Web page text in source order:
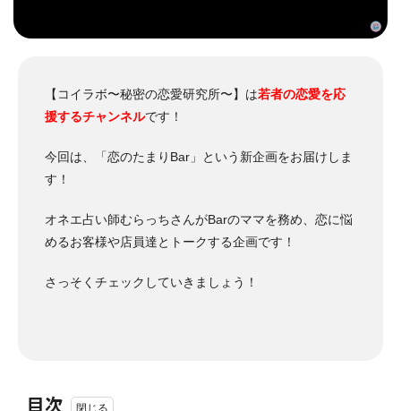
【コイラボ〜秘密の恋愛研究所〜】は若者の恋愛を応
援するチャンネルです！
今回は、「恋のたまりBar」という新企画をお届けしま
す！
オネエ占い師むらっちさんがBarのママを務め、恋に悩
めるお客様や店員達とトークする企画です！
さっそくチェックしていきましょう！
目次